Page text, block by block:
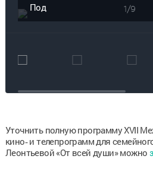
1/9
Под
несмолкаемые
открыли XVII
Уточнить полную программу XVII
кино‑ и телепрограмм для
Леонтьевой «От всей души» можно